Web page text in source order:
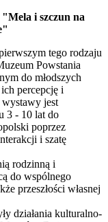
i szczun na
tego rodzaju
Powstania
do młodszych
percepcję i
wystawy jest
3 - 10 lat do
poprzez
i szatę
rodzinną i
do wspólnego
przeszłości własnej
działania kulturalno-